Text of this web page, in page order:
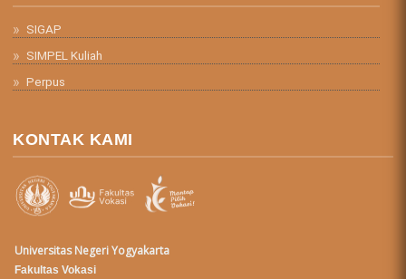
SIGAP
SIMPEL Kuliah
Perpus
KONTAK KAMI
Universitas Negeri Yogyakarta
Fakultas Vokasi